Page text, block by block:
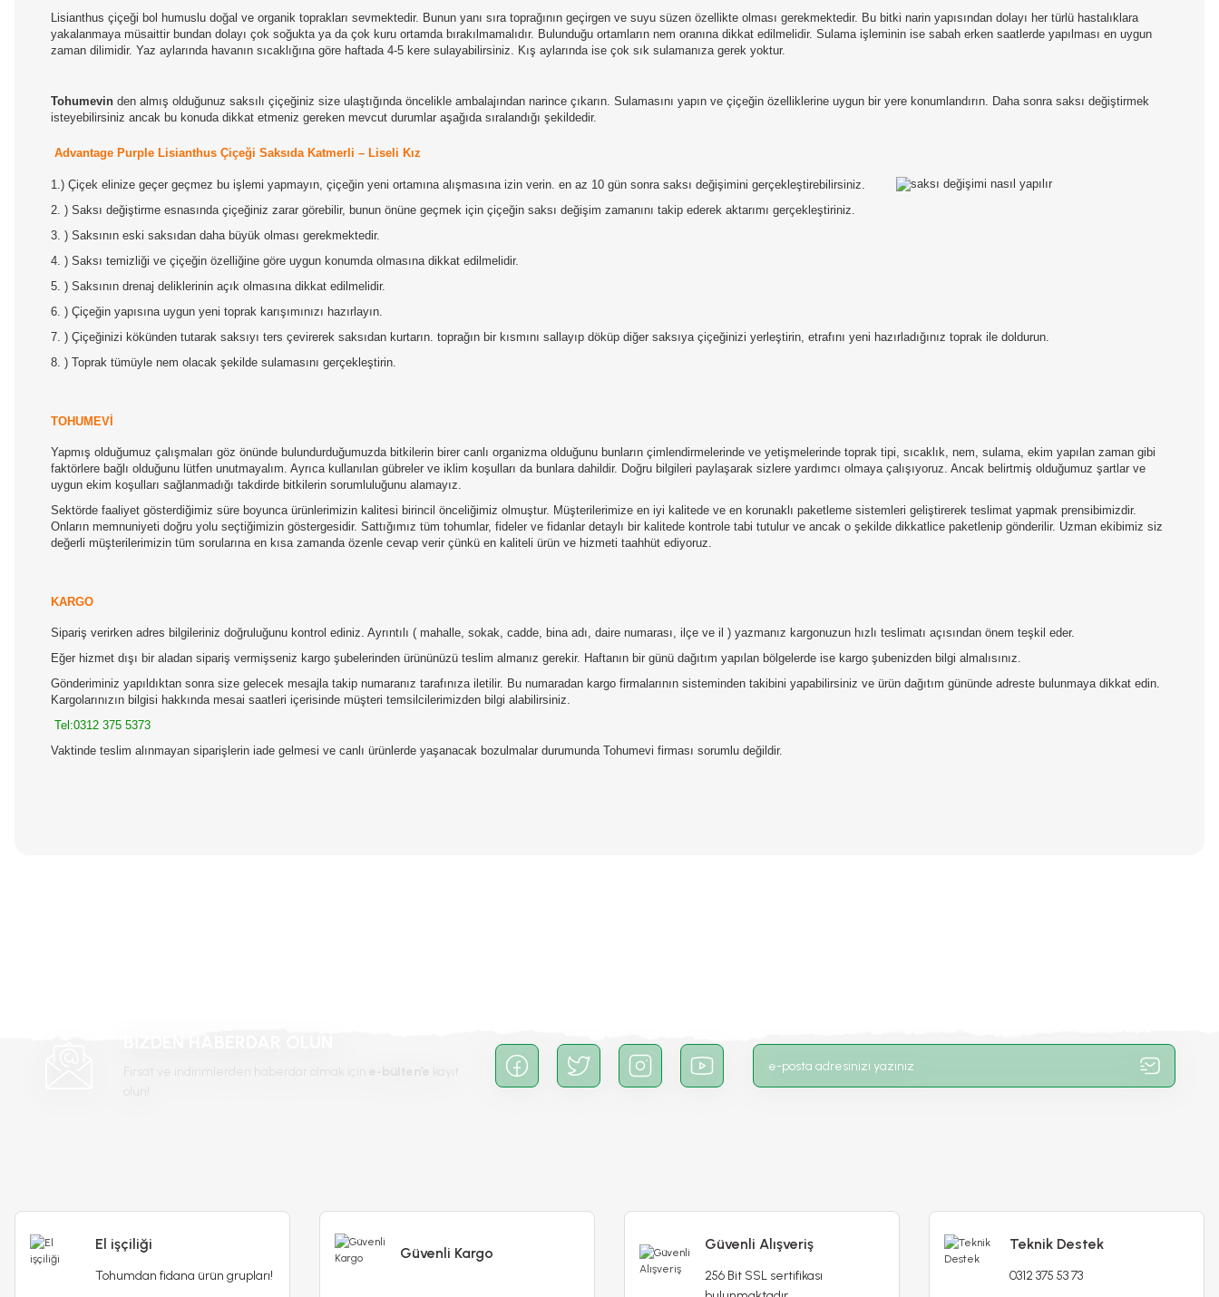
Lisianthus çiçeği bol humuslu doğal ve organik toprakları sevmektedir. Bunun yanı sıra toprağının geçirgen ve suyu süzen özellikte olması gerekmektedir. Bu bitki narin yapısından dolayı her türlü hastalıklara
yakalanmaya müsaittir bundan dolayı çok soğukta ya da çok kuru ortamda bırakılmamalıdır. Bulunduğu ortamların nem oranına dikkat edilmelidir. Sulama işleminin ise sabah erken saatlerde yapılması en uygun
zaman dilimidir. Yaz aylarında havanın sıcaklığına göre haftada 4-5 kere sulayabilirsiniz. Kış aylarında ise çok sık sulamanıza gerek yoktur.
Tohumevin den almış olduğunuz saksılı çiçeğiniz size ulaştığında öncelikle ambalajından narince çıkarın. Sulamasını yapın ve çiçeğin özelliklerine uygun bir yere konumlandırın. Daha sonra saksı değiştirmek
isteyebilirsiniz ancak bu konuda dikkat etmeniz gereken mevcut durumlar aşağıda sıralandığı şekildedir.
Advantage Purple Lisianthus Çiçeği Saksıda Katmerli – Liseli Kız
1.) Çiçek elinize geçer geçmez bu işlemi yapmayın, çiçeğin yeni ortamına alışmasına izin verin. en az 10 gün sonra saksı değişimini gerçekleştirebilirsiniz.
2. ) Saksı değiştirme esnasında çiçeğiniz zarar görebilir, bunun önüne geçmek için çiçeğin saksı değişim zamanını takip ederek aktarımı gerçekleştiriniz.
3. ) Saksının eski saksıdan daha büyük olması gerekmektedir.
4. ) Saksı temizliği ve çiçeğin özelliğine göre uygun konumda olmasına dikkat edilmelidir.
5. ) Saksının drenaj deliklerinin açık olmasına dikkat edilmelidir.
6. ) Çiçeğin yapısına uygun yeni toprak karışımınızı hazırlayın.
7. ) Çiçeğinizi kökünden tutarak saksıyı ters çevirerek saksıdan kurtarın. toprağın bir kısmını sallayıp döküp diğer saksıya çiçeğinizi yerleştirin, etrafını yeni hazırladığınız toprak ile doldurun.
8. ) Toprak tümüyle nem olacak şekilde sulamasını gerçekleştirin.
TOHUMEVİ
Yapmış olduğumuz çalışmaları göz önünde bulundurduğumuzda bitkilerin birer canlı organizma olduğunu bunların çimlendirmelerinde ve yetişmelerinde toprak tipi, sıcaklık, nem, sulama, ekim yapılan zaman gibi
faktörlere bağlı olduğunu lütfen unutmayalım. Ayrıca kullanılan gübreler ve iklim koşulları da bunlara dahildir. Doğru bilgileri paylaşarak sizlere yardımcı olmaya çalışıyoruz. Ancak belirtmiş olduğumuz şartlar ve
uygun ekim koşulları sağlanmadığı takdirde bitkilerin sorumluluğunu alamayız.
Sektörde faaliyet gösterdiğimiz süre boyunca ürünlerimizin kalitesi birincil önceliğimiz olmuştur. Müşterilerimize en iyi kalitede ve en korunaklı paketleme sistemleri geliştirerek teslimat yapmak prensibimizdir.
Onların memnuniyeti doğru yolu seçtiğimizin göstergesidir. Sattığımız tüm tohumlar, fideler ve fidanlar detaylı bir kalitede kontrole tabi tutulur ve ancak o şekilde dikkatlice paketlenip gönderilir. Uzman ekibimiz siz
değerli müşterilerimizin tüm sorularına en kısa zamanda özenle cevap verir çünkü en kaliteli ürün ve hizmeti taahhüt ediyoruz.
KARGO
Sipariş verirken adres bilgileriniz doğruluğunu kontrol ediniz. Ayrıntılı ( mahalle, sokak, cadde, bina adı, daire numarası, ilçe ve il ) yazmanız kargonuzun hızlı teslimatı açısından önem teşkil eder.
Eğer hizmet dışı bir aladan sipariş vermişseniz kargo şubelerinden ürününüzü teslim almanız gerekir. Haftanın bir günü dağıtım yapılan bölgelerde ise kargo şubenizden bilgi almalısınız.
Gönderiminiz yapıldıktan sonra size gelecek mesajla takip numaranız tarafınıza iletilir. Bu numaradan kargo firmalarının sisteminden takibini yapabilirsiniz ve ürün dağıtım gününde adreste bulunmaya dikkat edin.
Kargolarınızın bilgisi hakkında mesai saatleri içerisinde müşteri temsilcilerimizden bilgi alabilirsiniz.
Tel:0312 375 5373
Vaktinde teslim alınmayan siparişlerin iade gelmesi ve canlı ürünlerde yaşanacak bozulmalar durumunda Tohumevi firması sorumlu değildir.
El işçiliği
Tohumdan fidana ürün grupları!
Güvenli Kargo
Güvenli Alışveriş
256 Bit SSL sertifikası
Teknik Destek
0312 375 53 73